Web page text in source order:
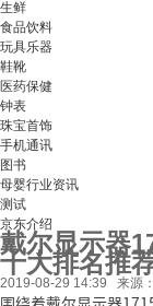
生鲜
食品饮料
玩具乐器
鞋靴
医药保健
钟表
珠宝首饰
手机通讯
图书
母婴行业资讯
测试
京东介绍
戴尔显示器
十大排名推
2019-08-29 14:39 来源